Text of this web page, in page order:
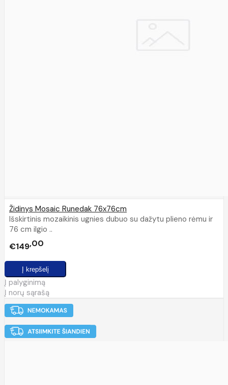
Židinys Mosaic Runedak 76x76cm
Išskirtinis mozaikinis ugnies dubuo su dažytu plieno rėmu ir
76 cm ilgio ..
€149 00
Į palyginimą
Į norų sąrašą